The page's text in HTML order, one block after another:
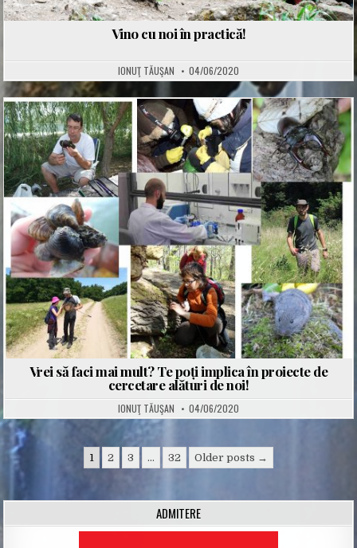
Vino cu noi în practică!
IONUŢ TĂUŞAN 04/06/2020
Posted
in
Vrei să faci mai mult? Te poți implica în proiecte de
cercetare alături de noi!
IONUŢ TĂUŞAN 04/06/2020
Posts
navigation
1 2 3 … 32 Older posts →
ADMITERE